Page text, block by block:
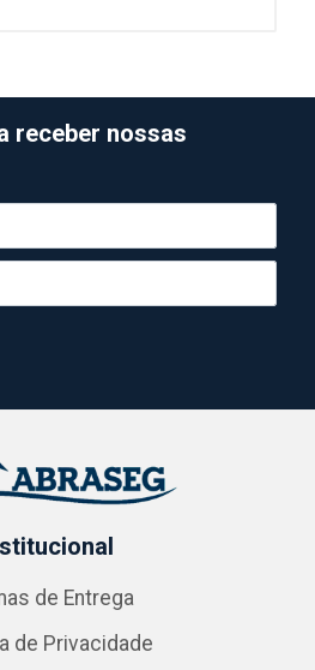
receber nossas
de Entrega
de Privacidade